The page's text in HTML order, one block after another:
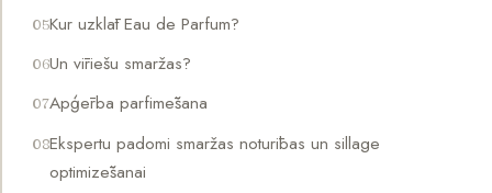
Kur uzklāt Eau de Parfum?
Un vīriešu smaržas?
Apģērba parfimēšana
Ekspertu padomi smaržas noturības un sillage
optimizēšanai